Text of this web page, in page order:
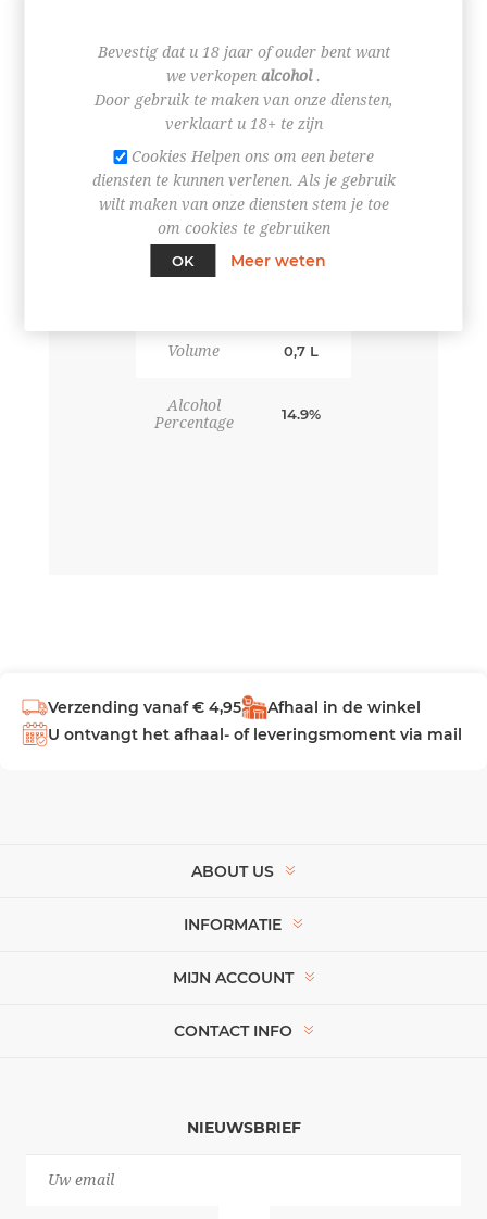
SPECIFICATIES
Volume 0,7 L
Alcohol
Percentage
14.9%
Verzending vanaf € 4,95
Afhaal in de winkel
U ontvangt het afhaal- of leveringsmoment via mail
ABOUT US
INFORMATIE
MIJN ACCOUNT
CONTACT INFO
NIEUWSBRIEF
Bevestig dat u 18 jaar of ouder bent want
we verkopen alcohol.
Door gebruik te maken van onze diensten,
verklaart u 18+ te zijn
Cookies Helpen ons om een betere
diensten te kunnen verlenen. Als je gebruik
wilt maken van onze diensten stem je toe
om cookies te gebruiken
OK
Meer weten